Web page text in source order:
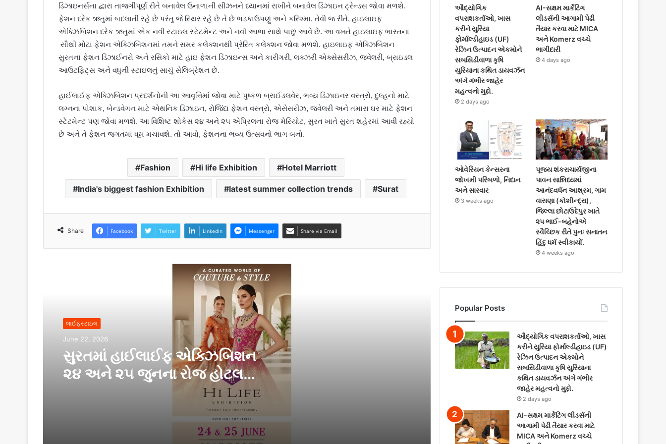
ડિઝાઇનર્સના દ્વારા તાજગીપૂર્ણ રીતે બનાવેલ ઉનાળાની સીઝનને ધ્યાનમાં રાખીને બનાવેલ ડિઝાઇન ટ્રેન્ડસ જોવા મળશે.
ફેશન દરેક ઋતુમાં બદલાતી રહે છે પરંતુ જે સ્થિર રહે છે તે છે ભડકાઉપણું અને કરિશ્મા. તેવી જ રીતે, હાઇલાઇફ
એક્ઝિબિશન દરેક ઋતુમાં એક નવી સ્ટાઇલ સ્ટેટમેન્ટ અને નવી આભા સાથે પાછું આવે છે. આ વખતે હાઇલાઇફ ભારતના
સૌથી મોટા ફેશન એક્ઝિબિશનમાં તમને સમર કલેક્શનથી પ્રેરિત કલેક્શન જોવા મળશે. હાઇલાઇફ એક્ઝિબિશન
સુરતના ફેશન ડિઝાઈનરો અને રસિકો માટે હાઇ ફેશન ડિઝાઇન્સ અને કારીગરી, લક્ઝરી એક્સેસરીઝ, જ્વેલરી, બ્રાઇડલ
આઉટફિટ્સ અને વધુની સ્ટાઇલનું સાચું સેલિબ્રેશન છે.
હાઈલાઈફ એક્ઝિબિશન પ્રદર્શનોની આ આવૃત્તિમાં જોવા માટે પુષ્કળ બ્રાઈડલવેર, ભવ્ય ડિઝાઇનર વસ્ત્રો, દુલ્હનો માટે
લગ્નના પોશાક, બેન્ડવેગન માટે એથનિક ડિઝાઇન, રોજિંદા ફેશન વસ્ત્રો, એસેસરીઝ, જ્વેલરી અને તમારા ઘર માટે ફેશન
સ્ટેટમેન્ટ પણ જોવા મળશે. આ વિશિષ્ટ શોકેસ ૨૪ અને ૨૫ એપ્રિલના રોજ મેરિયોટ, સુરત ખાતે સુરત શહેરમાં આવી રહ્યો
છે અને તે ફેશન જગતમાં ધૂમ મચાવશે. તો આવો, ફેશનના ભવ્ય ઉત્સવનો ભાગ બનો.
Fashion Hi life Exhibition Hotel Marriott
India's biggest fashion Exhibition latest summer collection trends Surat
Share Facebook Twitter LinkedIn Messenger Share via Email
લાઈફસ્ટાઇલ
June 22, 2026
સુરતમાં હાઈલાઈફ એક્ઝિબિશન
૨૪ અને ૨૫ જુનના રોજ હોટલ
સુરત મેરીયટ, અઠવાલાઈન્સ ખાતે
સુરતમાં હાઈલાઈફ એક્ઝિબિશન ૨૪ અને
એડીશન ૨૮ અને ૨૯ એપ્રિલે હોટલ સુરત
મેરીયટ, અઠવાલાઈન્સ ખાતે યોજાશે
સુરતમાં હાઈલાઈફ એક્ઝિબિશન ૨૬ અને
૨૭ માર્ચે હોટેલ સુરત મેરીયટ, અઠવાલાઈન્સ
ઔદ્યોગિક
વપરાશકર્તાઓ, ખાસ
કરીને યુરિયા
ફોર્માલ્ડીહાઇડ (UF)
રેઝિન ઉત્પાદન એકમોને
સબસિડીવાળા કૃષિ
યુરિયાના કથિત ડાયવર્ઝન
અંગે ગંભીર જાહેર
મહત્વનો મુદ્દો.
2 days ago
AI-સક્ષમ માર્કેટિંગ
લીડર્સની આગામી પેઢી
તૈયાર કરવા માટે MICA
અને Komerz વચ્ચે
ભાગીદારી
4 days ago
ઓવેરિયન કેન્સરના
જોખમી પરિબળો, નિદાન
અને સારવાર
3 weeks ago
પૂજ્ય શંકરાચાર્યજીના
પાવન સાન્નિધ્યમાં
આનંદવર્ધન આશ્રમ, ગામ
વાસણા (કોશીન્દ્રા),
જિલ્લા છોટાઉદેપુર ખાતે
૨૫ ભાઈ-બહેનોએ
સ્વૈચ્છિક રીતે પુનઃ સનાતન
હિંદુ ધર્મ સ્વીકાર્યો.
4 weeks ago
Popular Posts
ઔદ્યોગિક વપરાશકર્તાઓ, ખાસ
કરીને યુરિયા ફોર્માલ્ડીહાઇડ (UF)
રેઝિન ઉત્પાદન એકમોને
સબસિડીવાળા કૃષિ યુરિયાના
કથિત ડાયવર્ઝન અંગે ગંભીર
જાહેર મહત્વનો મુદ્દો.
2 days ago
AI-સક્ષમ માર્કેટિંગ લીડર્સની
આગામી પેઢી તૈયાર કરવા માટે
MICA અને Komerz વચ્ચે